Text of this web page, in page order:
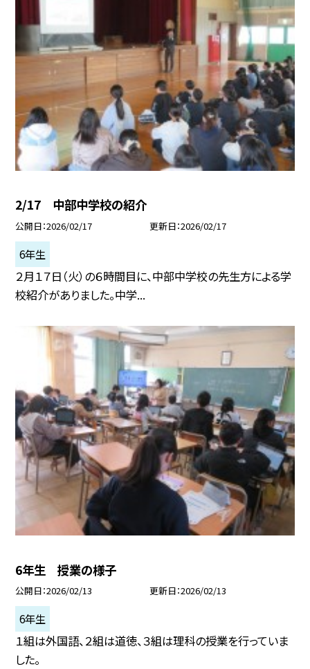
2/17 中部中学校の紹介
公開日 2026/02/17 更新日 2026/02/17
6年生
２月１７日（火）の６時間目に、中部中学校の先生方による学
校紹介がありました。中学...
6年生 授業の様子
公開日 2026/02/13 更新日 2026/02/13
6年生
１組は外国語、２組は道徳、３組は理科の授業を行っていま
した。